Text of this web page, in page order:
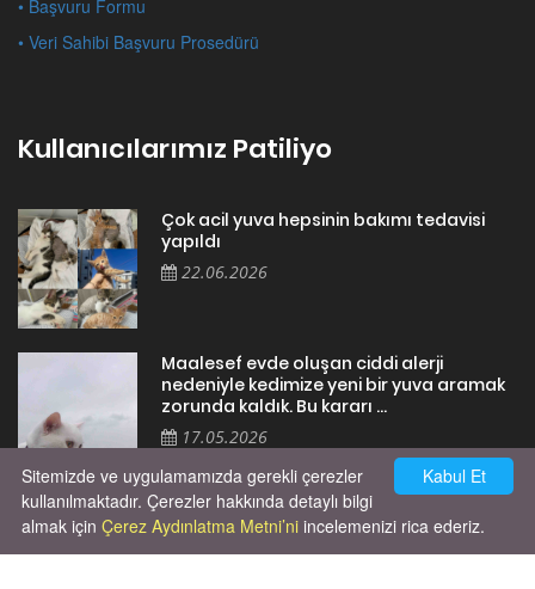
• Başvuru Formu
• Veri Sahibi Başvuru Prosedürü
Kullanıcılarımız Patiliyo
Çok acil yuva hepsinin bakımı tedavisi
yapıldı
22.06.2026
Maalesef evde oluşan ciddi alerji
nedeniyle kedimize yeni bir yuva aramak
zorunda kaldık. Bu kararı ...
17.05.2026
Kabul Et
Sitemizde ve uygulamamızda gerekli çerezler
kullanılmaktadır. Çerezler hakkında detaylı bilgi
almak için Çerez Aydınlatma Metni’ni incelemenizi rica ederiz.